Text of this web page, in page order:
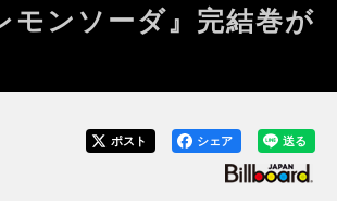
モンソーダ』完結巻が
送る
シェア
ポスト